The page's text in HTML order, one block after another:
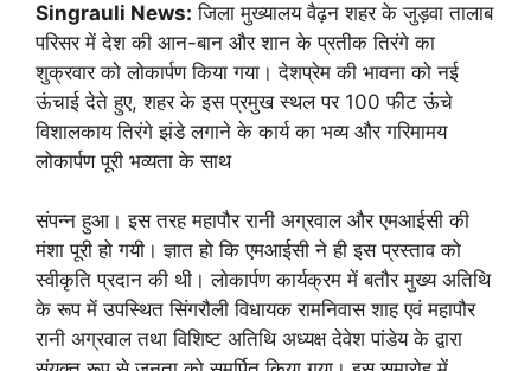
Singrauli News: जिला मुख्यालय वैढ़न शहर के जुड़वा तालाब
परिसर में देश की आन-बान और शान के प्रतीक तिरंगे का
शुक्रवार को लोकार्पण किया गया। देशप्रेम की भावना को नई
ऊंचाई देते हुए, शहर के इस प्रमुख स्थल पर 100 फीट ऊंचे
विशालकाय तिरंगे झंडे लगाने के कार्य का भव्य और गरिमामय
लोकार्पण पूरी भव्यता के साथ
संपन्न हुआ। इस तरह महापौर रानी अग्रवाल और एमआईसी की
मंशा पूरी हो गयी। ज्ञात हो कि एमआईसी ने ही इस प्रस्ताव को
स्वीकृति प्रदान की थी। लोकार्पण कार्यक्रम में बतौर मुख्य अतिथि
के रूप में उपस्थित सिंगरौली विधायक रामनिवास शाह एवं महापौर
रानी अग्रवाल तथा विशिष्ट अतिथि अध्यक्ष देवेश पांडेय के द्वारा